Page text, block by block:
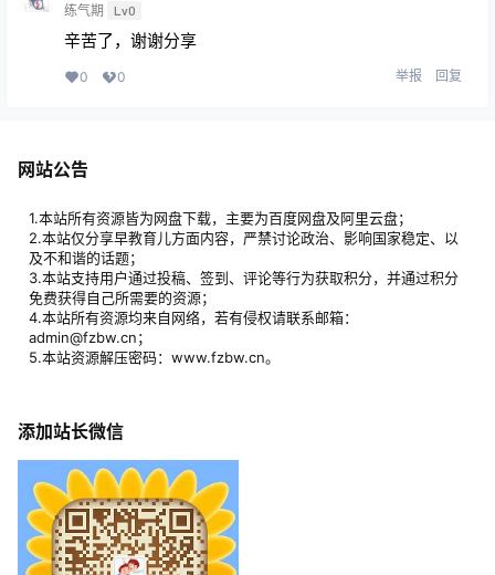
练气期 Lv0
辛苦了，谢谢分享
0 0 举报 回复
网站公告
1.本站所有资源皆为网盘下载，主要为百度网盘及阿里云盘；
2.本站仅分享早教育儿方面内容，严禁讨论政治、影响国家稳定、以
及不和谐的话题；
3.本站支持用户通过投稿、签到、评论等行为获取积分，并通过积分
免费获得自己所需要的资源；
4.本站所有资源均来自网络，若有侵权请联系邮箱：
admin@fzbw.cn；
5.本站资源解压密码：www.fzbw.cn。
添加站长微信